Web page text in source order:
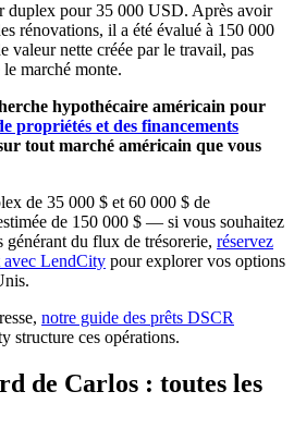
duplex pour 35 000 USD. Après avoir
rénovations, il a été évalué à 150 000
valeur nette créée par le travail, pas
marché monte.
hypothécaire américain pour
propriétés et des financements
tout marché américain que vous
de 35 000 $ et 60 000 $ de
de 150 000 $ — si vous souhaitez
du flux de trésorerie, réservez
avec LendCity pour explorer vos options
notre guide des prêts DSCR
structure ces opérations.
de Carlos : toutes les